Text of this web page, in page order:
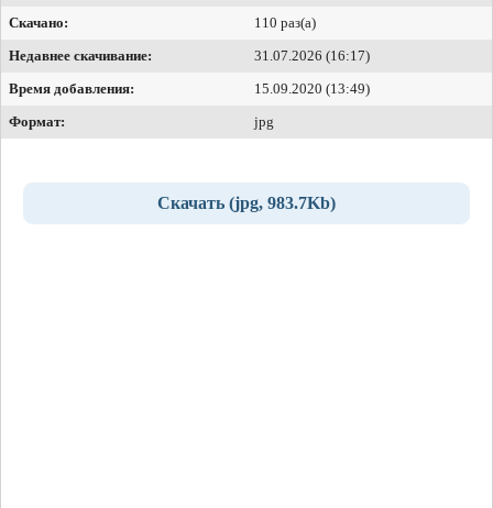
Скачано:
110 раз(а)
Недавнее скачивание:
31.07.2026 (16:17)
Время добавления:
15.09.2020 (13:49)
Формат:
jpg
Скачать (jpg, 983.7Kb)